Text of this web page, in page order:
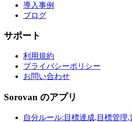
導入事例
ブログ
サポート
利用規約
プライバシーポリシー
お問い合わせ
Sorovan のアプリ
自分ルール:目標達成,目標管理,